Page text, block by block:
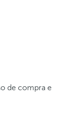
de compra e